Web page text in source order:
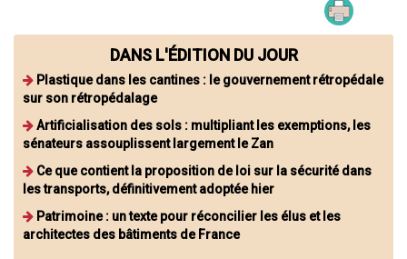
DANS L'ÉDITION DU JOUR
Plastique dans les cantines : le gouvernement rétropédale
sur son rétropédalage
Artificialisation des sols : multipliant les exemptions, les
sénateurs assouplissent largement le Zan
Ce que contient la proposition de loi sur la sécurité dans
les transports, définitivement adoptée hier
Patrimoine : un texte pour réconcilier les élus et les
architectes des bâtiments de France